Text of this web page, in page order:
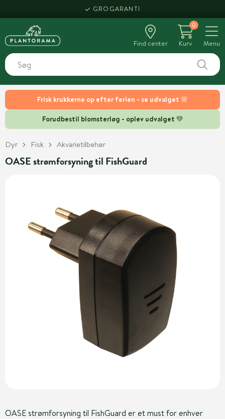
Frisk krukkerne op efter ferien - se udvalget 🌸
Forudbestil blomsterløg - oplev udvalget 💚
GROGARANTI
Find center
0
Kurv
Menu
Dyr Fisk Akvarietilbehør
OASE strømforsyning til FishGuard
OASE strømforsyning til FishGuard er et must for enhver